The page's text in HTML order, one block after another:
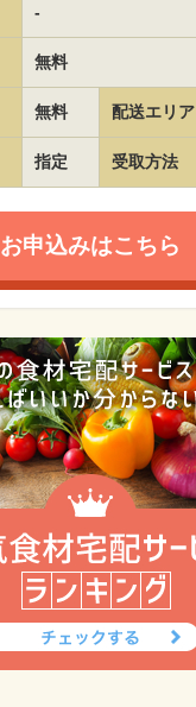
-
無料
無料 配送エリア
指定 受取方法
お申込みはこちら